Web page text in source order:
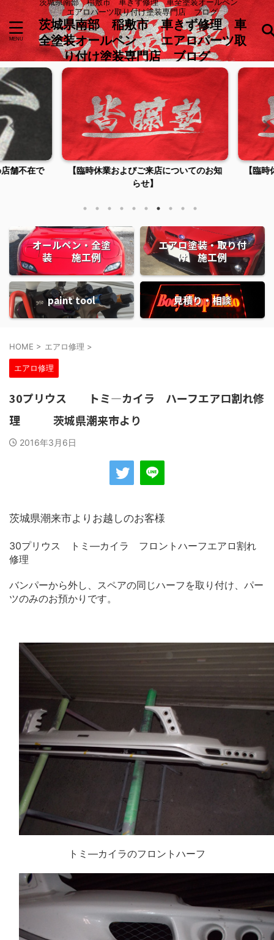
エアロパーツ取り付け塗装専門店 ブログ
茨城県南部 稲敷市 車きず修理 車
全塗装オールペン エアロパーツ取
り付け塗装専門店 ブログ
不在で
【臨時休業およびご来店についてのお知
らせ】
【臨時
オールペン・全塗
装 施工例
エアロ塗装・取り付
け 施工例
paint tool 見積り・相談
HOME > エアロ修理 >
エアロ修理
30プリウス トミ―カイラ ハーフエアロ割れ修
理 茨城県潮来市より
2016年3月6日
茨城県潮来市よりお越しのお客様
30プリウス トミ―カイラ フロントハーフエアロ割れ
修理
バンパーから外し、スペアの同じハーフを取り付け、パー
ツのみのお預かりです。
トミ―カイラのフロントハーフ